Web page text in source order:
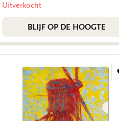
Uitverkocht
BLIJF OP DE HOOGTE